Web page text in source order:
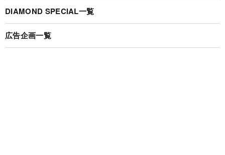
DIAMOND SPECIAL一覧
広告企画一覧